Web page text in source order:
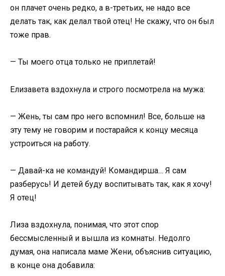
он плачет очень редко, а в-третьих, не надо все
делать так, как делал твой отец! Не скажу, что он был
тоже прав.
— Ты моего отца только не приплетай!
Елизавета вздохнула и строго посмотрела на мужа:
— Жень, ты сам про него вспомнил! Все, больше на
эту тему не говорим и постарайся к концу месяца
устроиться на работу.
— Давай-ка не командуй! Командирша… Я сам
разберусь! И детей буду воспитывать так, как я хочу!
Я отец!
Лиза вздохнула, понимая, что этот спор
бессмысленный и вышла из комнаты. Недолго
думая, она написала маме Жени, объяснив ситуацию,
в конце она добавила: